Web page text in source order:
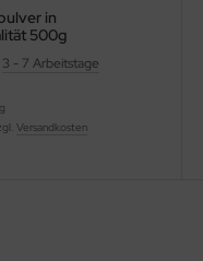
in
500g
3 - 7 Arbeitstage
Versandkosten